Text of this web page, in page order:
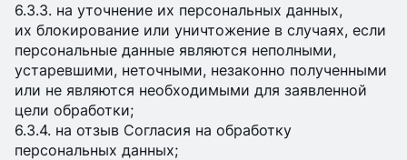
6.3.3. на уточнение их персональных данных,
их блокирование или уничтожение в случаях, если
персональные данные являются неполными,
устаревшими, неточными, незаконно полученными
или не являются необходимыми для заявленной
цели обработки;
6.3.4. на отзыв Согласия на обработку
персональных данных;